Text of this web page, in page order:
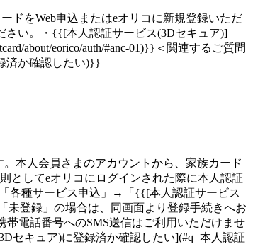
をWeb申込またはeオリコに新規登録いただ
さい。・{{[本人認証サービス(3Dセキュア)]
about/eorico/auth/#anc-01)}}＜関連するご質問
済か確認したい)}}
本人会員さまのアカウントから、家族カード
としてeオリコにログインされた際に本人認証
「各種サービス申込」→「{{[本人認証サービス
未登録」の場合は、同画面より登録手続きへお
電話番号へのSMS送信はご利用いただけませ
セキュア)に登録済か確認したい](#q=本人認証